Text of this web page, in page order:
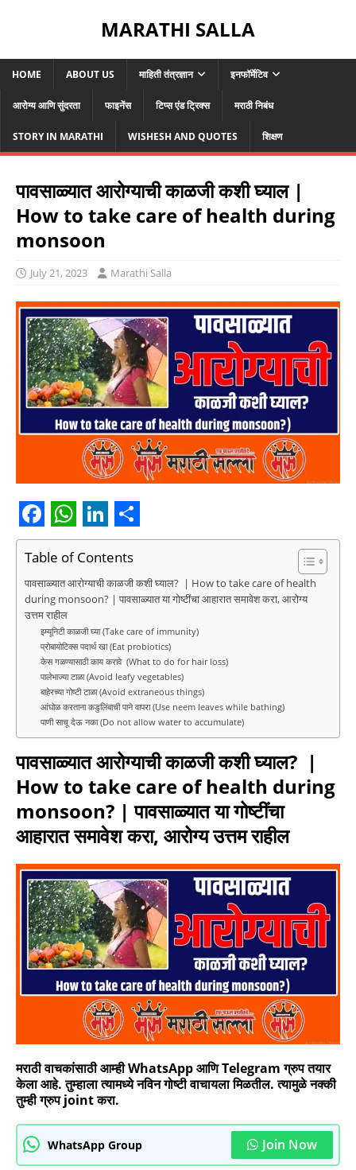
MARATHI SALLA
HOME ABOUT US माहिती तंत्रज्ञान इनफॉर्मेटिव
आरोग्य आणि सुंदरता फाइनेंस टिप्स एंड ट्रिक्स मराठी निबंध
STORY IN MARATHI WISHESH AND QUOTES शिक्षण
पावसाळ्यात आरोग्याची काळजी कशी घ्याल |
How to take care of health during
monsoon
July 21, 2023 Marathi Salla
F
a
c
e
W
h
a
t
s
A
p
p
L
i
n
k
e
d
I
n
S
h
a
r
e
Table of Contents
पावसाळ्यात आरोग्याची काळजी कशी घ्याल? | How to take care of health
during monsoon? | पावसाळ्यात या गोष्टींचा आहारात समावेश करा, आरोग्य
उत्तम राहील
इम्यूनिटी काळजी घ्या (Take care of immunity)
प्रोबायोटिक्स पदार्थ खा (Eat probiotics)
केस गळण्यासाठी काय करावे (What to do for hair loss)
पालेभाज्या टाळा (Avoid leafy vegetables)
बाहेरच्या गोष्टी टाळा (Avoid extraneous things)
आंघोळ करताना कडुलिंबाची पाने वापरा (Use neem leaves while bathing)
पाणी साचू देऊ नका (Do not allow water to accumulate)
पावसाळ्यात आरोग्याची काळजी कशी घ्याल? |
How to take care of health during
monsoon? | पावसाळ्यात या गोष्टींचा
आहारात समावेश करा, आरोग्य उत्तम राहील
मराठी वाचकांसाठी आम्ही WhatsApp आणि Telegram ग्रुप तयार
केला आहे. तुम्हाला त्यामध्ये नविन गोष्टी वाचायला मिळतील. त्यामुळे नक्की
तुम्ही ग्रुप joint करा.
WhatsApp Group Join Now